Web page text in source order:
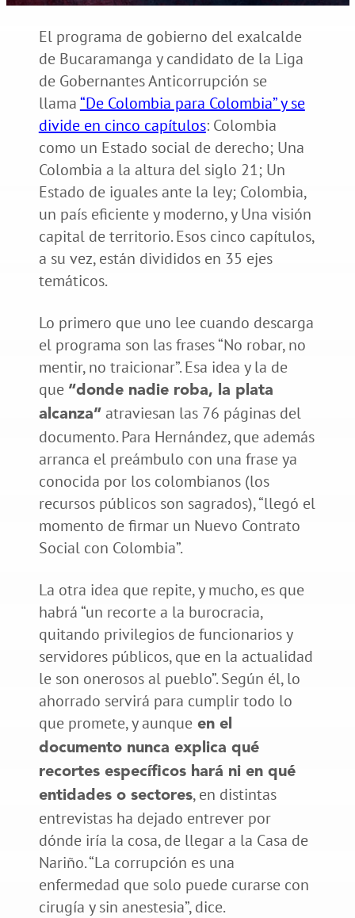
El programa de gobierno del exalcalde
de Bucaramanga y candidato de la Liga
de Gobernantes Anticorrupción se
llama“De Colombia para Colombia” y se
divide en cinco capítulos: Colombia
como un Estado social de derecho; Una
Colombia a la altura del siglo 21; Un
Estado de iguales ante la ley; Colombia,
un país eficiente y moderno, y Una visión
capital de territorio. Esos cinco capítulos,
a su vez, están divididos en 35 ejes
temáticos.
Lo primero que uno lee cuando descarga
el programa son las frases “No robar, no
mentir, no traicionar”. Esa idea y la de
que “donde nadie roba, la plata
alcanza”atraviesan las 76 páginas del
documento. Para Hernández, que además
arranca el preámbulo con una frase ya
conocida por los colombianos (los
recursos públicos son sagrados), “llegó el
momento de firmar un Nuevo Contrato
Social con Colombia”.
La otra idea que repite, y mucho, es que
habrá “un recorte a la burocracia,
quitando privilegios de funcionarios y
servidores públicos, que en la actualidad
le son onerosos al pueblo”. Según él, lo
ahorrado servirá para cumplir todo lo
que promete, y aunqueen el
documento nunca explica qué
recortes específicos hará ni en qué
entidades o sectores, en distintas
entrevistas ha dejado entrever por
dónde iría la cosa, de llegar a la Casa de
Nariño. “La corrupción es una
enfermedad que solo puede curarse con
cirugía y sin anestesia”, dice.